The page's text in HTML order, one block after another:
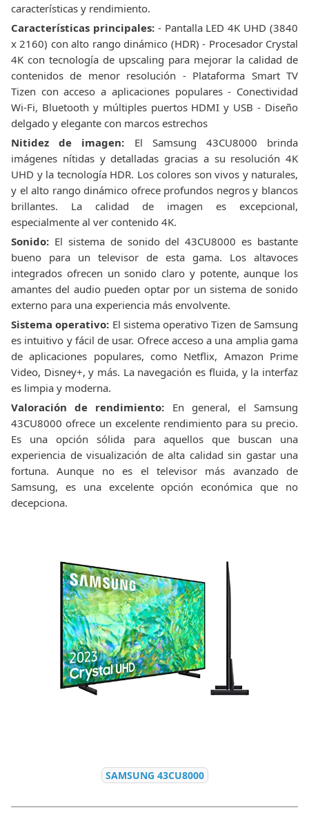
características y rendimiento.
Características principales:- Pantalla LED 4K UHD (3840
x 2160) con alto rango dinámico (HDR) - Procesador Crystal
4K con tecnología de upscaling para mejorar la calidad de
contenidos de menor resolución - Plataforma Smart TV
Tizen con acceso a aplicaciones populares - Conectividad
Wi-Fi, Bluetooth y múltiples puertos HDMI y USB - Diseño
delgado y elegante con marcos estrechos
Nitidez de imagen: El Samsung 43CU8000 brinda
imágenes nítidas y detalladas gracias a su resolución 4K
UHD y la tecnología HDR. Los colores son vivos y naturales,
y el alto rango dinámico ofrece profundos negros y blancos
brillantes. La calidad de imagen es excepcional,
especialmente al ver contenido 4K.
Sonido: El sistema de sonido del 43CU8000 es bastante
bueno para un televisor de esta gama. Los altavoces
integrados ofrecen un sonido claro y potente, aunque los
amantes del audio pueden optar por un sistema de sonido
externo para una experiencia más envolvente.
Sistema operativo: El sistema operativo Tizen de Samsung
es intuitivo y fácil de usar. Ofrece acceso a una amplia gama
de aplicaciones populares, como Netflix, Amazon Prime
Video, Disney+, y más. La navegación es fluida, y la interfaz
es limpia y moderna.
Valoración de rendimiento: En general, el Samsung
43CU8000 ofrece un excelente rendimiento para su precio.
Es una opción sólida para aquellos que buscan una
experiencia de visualización de alta calidad sin gastar una
fortuna. Aunque no es el televisor más avanzado de
Samsung, es una excelente opción económica que no
decepciona.
SAMSUNG 43CU8000